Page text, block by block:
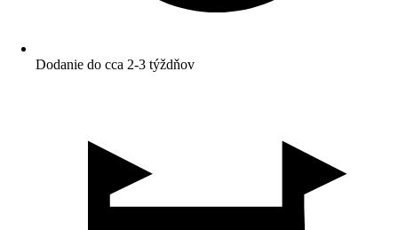
Dodanie do cca 2-3 týždňov